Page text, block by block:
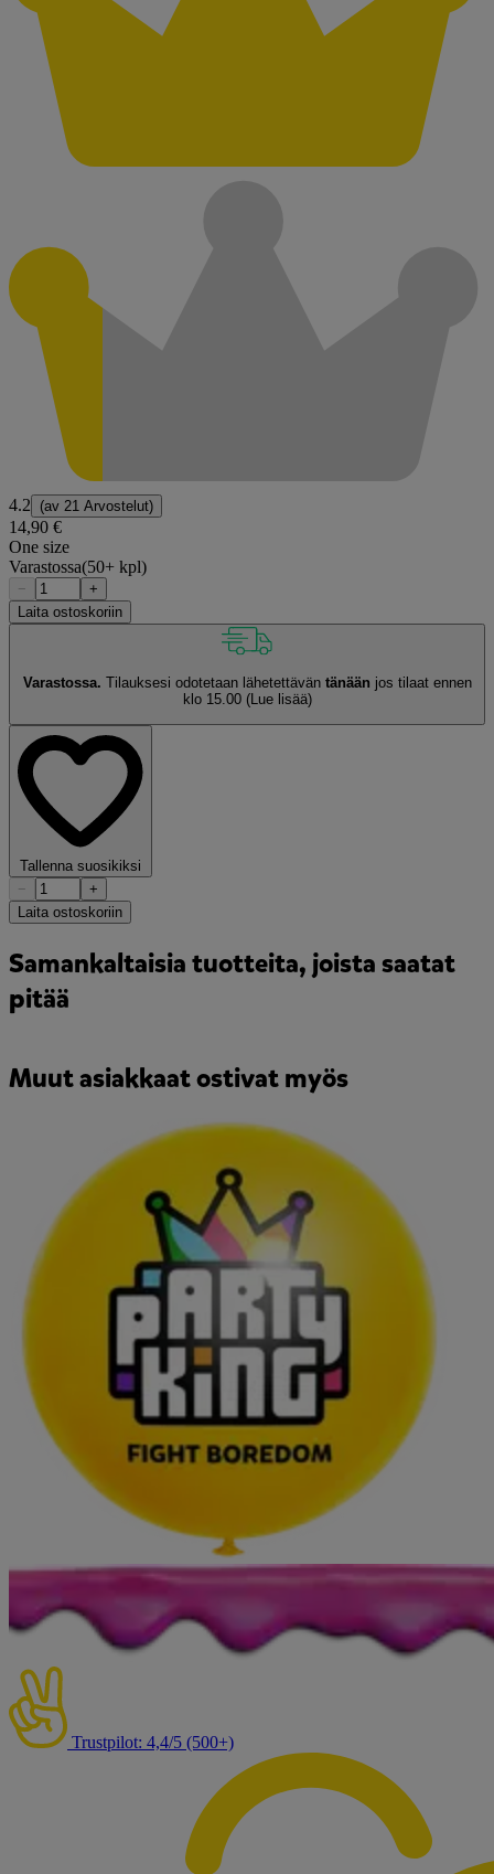
4.2 (av 21 Arvostelut)
14,90 €
One size
Varastossa(50+ kpl)
−
+
Laita ostoskoriin
Varastossa. Tilauksesi odotetaan lähetettävän tänään jos tilaat ennen
klo 15.00 (Lue lisää)
Tallenna suosikiksi
−
+
Laita ostoskoriin
Samankaltaisia tuotteita, joista saatat
pitää
Muut asiakkaat ostivat myös
Trustpilot: 4,4/5 (500+)